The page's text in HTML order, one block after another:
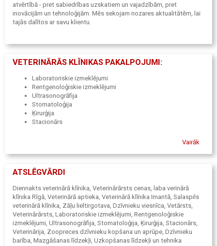
atvērtībā - pret sabiedrības uzskatiem un vajadzībām, pret
inovācijām un tehnoloģijām. Mēs sekojam nozares aktualitātēm, lai
tajās dalītos ar savu klientu.
VETERINĀRĀS KLĪNIKAS PAKALPOJUMI:
Laboratoriskie izmeklējumi
Rentgenoloģiskie izmeklējumi
Ultrasonogrāfija
Stomatoloģija
Ķirurģija
Stacionārs
Vairāk
ATSLĒGVĀRDI
Diennakts veterinārā klīnika, Veterinārārsts cenas, laba verinārā
klīnika Rīgā, Veterinārā aptieka, Veterinārā klīnika Imantā, Salaspils
veterinārā klīnika, Zāļu lieltirgotava, Dzīvnieku viesnīca, Vetārsts,
Veterinārārsts, Laboratoriskie izmeklējumi, Rentgenoloģiskie
izmeklējumi, Ultrasonogrāfija, Stomatoloģija, Ķirurģija, Stacionārs,
Veterinārija, Zoopreces dzīvnieku kopšana un aprūpe, Dzīvnieku
barība, Mazgāšanas līdzekļi, Uzkopšanas līdzekļi un tehnika